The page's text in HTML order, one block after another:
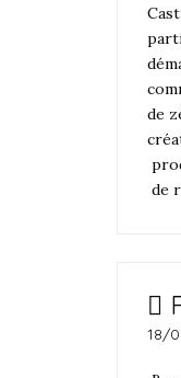
de
de
18/